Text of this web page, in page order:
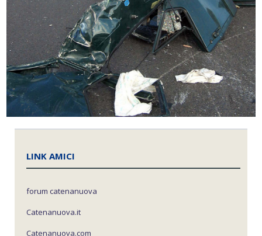
LINK AMICI
forum catenanuova
Catenanuova.it
Catenanuova.com